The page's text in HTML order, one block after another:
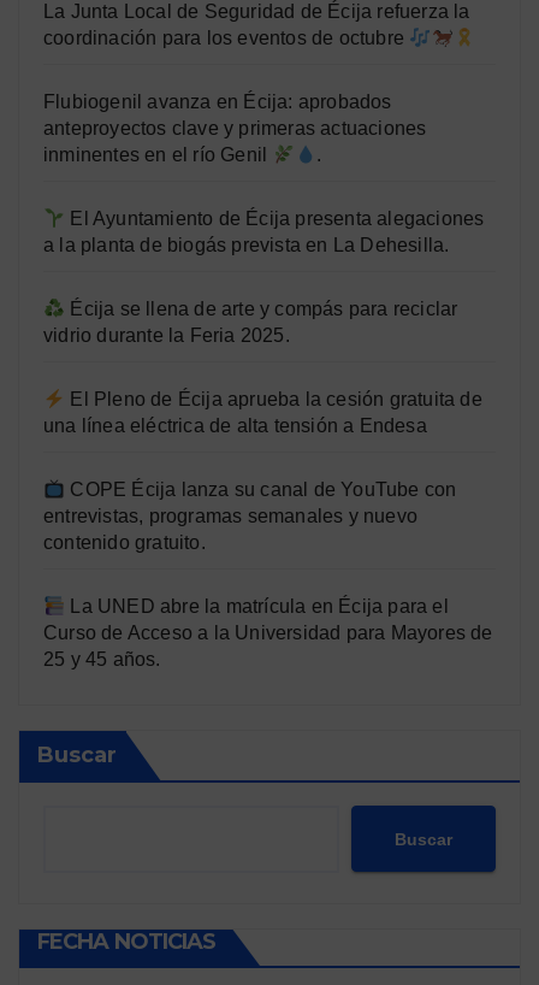
La Junta Local de Seguridad de Écija refuerza la
coordinación para los eventos de octubre
Flubiogenil avanza en Écija: aprobados
anteproyectos clave y primeras actuaciones
inminentes en el río Genil
.
El Ayuntamiento de Écija presenta alegaciones
a la planta de biogás prevista en La Dehesilla.
Écija se llena de arte y compás para reciclar
vidrio durante la Feria 2025.
El Pleno de Écija aprueba la cesión gratuita de
una línea eléctrica de alta tensión a Endesa
COPE Écija lanza su canal de YouTube con
entrevistas, programas semanales y nuevo
contenido gratuito.
La UNED abre la matrícula en Écija para el
Curso de Acceso a la Universidad para Mayores de
25 y 45 años.
Buscar
Buscar
FECHA NOTICIAS